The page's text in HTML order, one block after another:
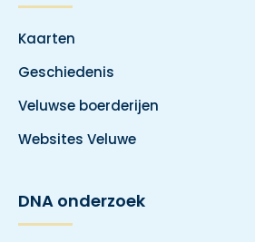
Kaarten
Geschiedenis
Veluwse boerderijen
Websites Veluwe
DNA onderzoek